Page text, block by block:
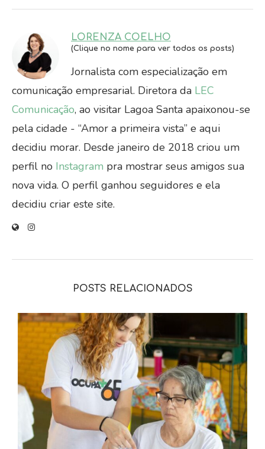
LORENZA COELHO
(Clique no nome para ver todos os posts)
Jornalista com especialização em
comunicação empresarial. Diretora da LEC
Comunicação, ao visitar Lagoa Santa apaixonou-se
pela cidade - “Amor a primeira vista” e aqui
decidiu morar. Desde janeiro de 2018 criou um
perfil no Instagram pra mostrar seus amigos sua
nova vida. O perfil ganhou seguidores e ela
decidiu criar este site.
POSTS RELACIONADOS